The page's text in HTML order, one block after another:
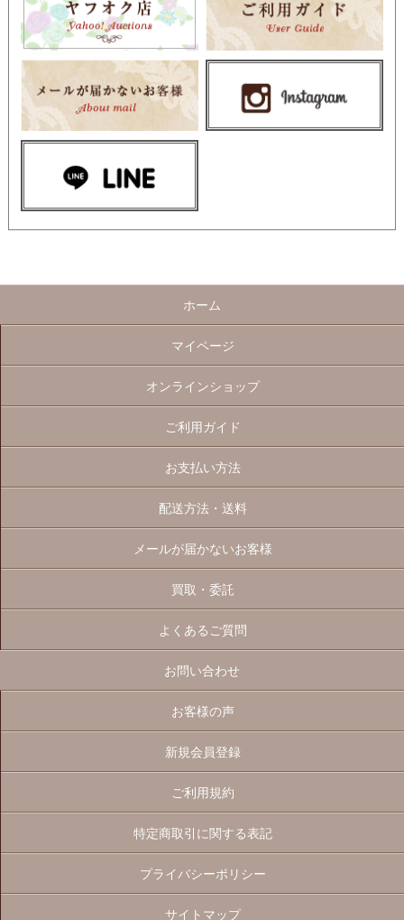
ホーム
マイページ
オンラインショップ
ご利用ガイド
お支払い方法
配送方法・送料
メールが届かないお客様
買取・委託
よくあるご質問
お問い合わせ
お客様の声
新規会員登録
ご利用規約
特定商取引に関する表記
プライバシーポリシー
サイトマップ